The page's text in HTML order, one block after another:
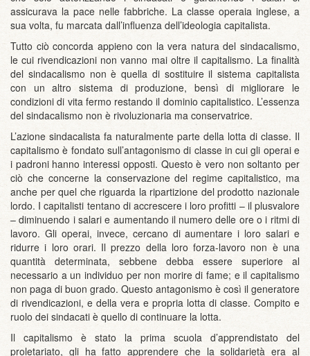
assicurava la pace nelle fabbriche. La classe operaia inglese, a
sua volta, fu marcata dall’influenza dell’ideologia capitalista.
Tutto ciò concorda appieno con la vera natura del sindacalismo,
le cui rivendicazioni non vanno mai oltre il capitalismo. La finalità
del sindacalismo non è quella di sostituire il sistema capitalista
con un altro sistema di produzione, bensì di migliorare le
condizioni di vita fermo restando il dominio capitalistico. L’essenza
del sindacalismo non è rivoluzionaria ma conservatrice.
L’azione sindacalista fa naturalmente parte della lotta di classe. Il
capitalismo è fondato sull’antagonismo di classe in cui gli operai e
i padroni hanno interessi opposti. Questo è vero non soltanto per
ciò che concerne la conservazione del regime capitalistico, ma
anche per quel che riguarda la ripartizione del prodotto nazionale
lordo. I capitalisti tentano di accrescere i loro profitti – il plusvalore
– diminuendo i salari e aumentando il numero delle ore o i ritmi di
lavoro. Gli operai, invece, cercano di aumentare i loro salari e
ridurre i loro orari. Il prezzo della loro forza-lavoro non è una
quantità determinata, sebbene debba essere superiore al
necessario a un individuo per non morire di fame; e il capitalismo
non paga di buon grado. Questo antagonismo è così il generatore
di rivendicazioni, e della vera e propria lotta di classe. Compito e
ruolo dei sindacati è quello di continuare la lotta.
Il capitalismo è stato la prima scuola d’apprendistato del
proletariato, gli ha fatto apprendere che la solidarietà era al